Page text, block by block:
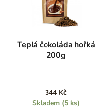
Teplá čokoláda hořká
200g
344 Kč
Skladem (5 ks)